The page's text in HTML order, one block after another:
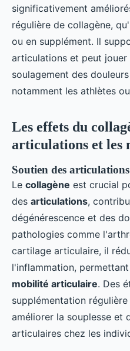
significativement
régulière de collagène,
ou en supplément. Il
articulations et peut jouer
soulagement des
notamment les athlètes
Les effets du
articulations et les
Soutien des
Le collagène est crucial
des articulations,
dégénérescence et des
pathologies comme
cartilage articulaire, il
l'inflammation,
mobilité articulaire. Des
supplémentation
améliorer la souplesse et
articulaires chez les